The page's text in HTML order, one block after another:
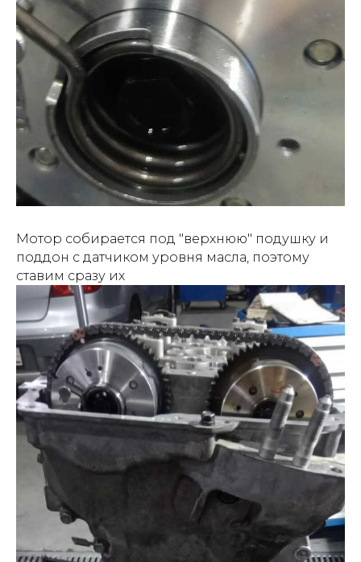
Мотор собирается под "верхнюю" подушку и
поддон с датчиком уровня масла, поэтому
ставим сразу их